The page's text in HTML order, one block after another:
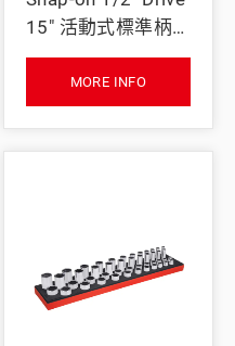
15" 活動式標準柄
扳桿
MORE INFO